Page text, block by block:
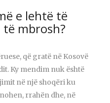
e lehtë të
të mbrosh?
që gratë në Kosovë
Ky mendim nuk është
në një shoqëri ku
rrahën dhe, në